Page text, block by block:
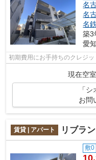
名
名
名
築3
愛
初期費用にお手持ちのクレジ
現在空
「
お問
賃貸 | アパート リブラン
敷0